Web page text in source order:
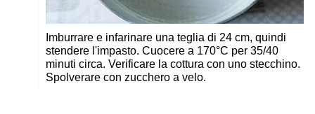
Imburrare e infarinare una teglia di 24 cm, quindi
stendere l'impasto. Cuocere a 170°C per 35/40
minuti circa. Verificare la cottura con uno stecchino.
Spolverare con zucchero a velo.